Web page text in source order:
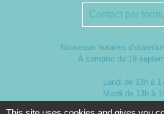
Contact par
Nouveaux horaires
À compter du 19
Lundi de 13h à
Mardi de 13h à